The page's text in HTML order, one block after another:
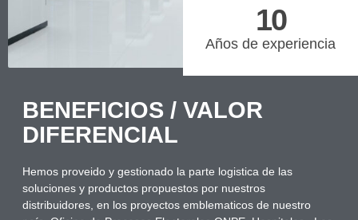
Años de experiencia
10
BENEFICIOS / VALOR
DIFERENCIAL
Hemos proveido y gestionado la parte logistica de las
soluciones y productos propuestos por nuestros
distribuidores, en los proyectos emblematicos de nuestro